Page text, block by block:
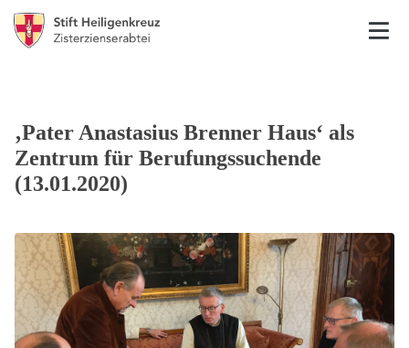
‚Pater Anastasius Brenner Haus‘ als
Zentrum für Berufungssuchende
(13.01.2020)